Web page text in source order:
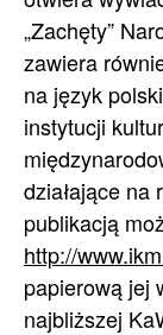
„Zachęty”
zawiera
na język
instytucji
działające na
publikacją
http://
papierową jej
najbliższej